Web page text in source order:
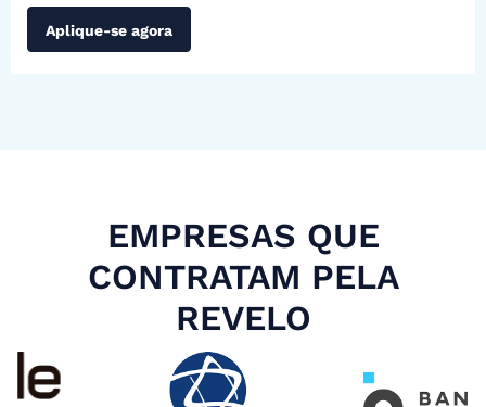
Aplique-se agora
EMPRESAS QUE
CONTRATAM PELA
REVELO